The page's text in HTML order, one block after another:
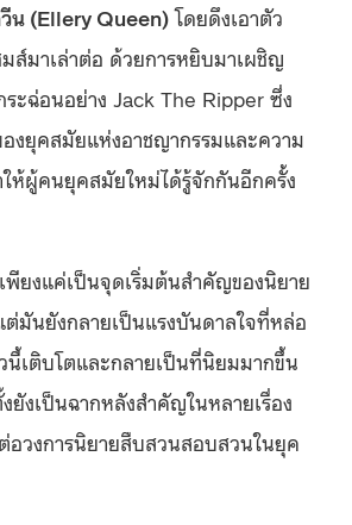
วีน (Ellery Queen)โดยดึงเอาตัว
ส์มาเล่าต่อ ด้วยการหยิบมาเผชิญ
ะฉ่อนอย่าง Jack The Ripper ซึ่ง
งยุคสมัยแห่งอาชญากรรมและความ
ห้ผู้คนยุคสมัยใหม่ได้รู้จักกันอีกครั้ง
พียงแค่เป็นจุดเริ่มต้นสำคัญของนิยาย
มันยังกลายเป็นแรงบันดาลใจที่หล่อ
เติบโตและกลายเป็นที่นิยมมากขึ้น
ยังเป็นฉากหลังสำคัญในหลายเรื่อง
วงการนิยายสืบสวนสอบสวนในยุค